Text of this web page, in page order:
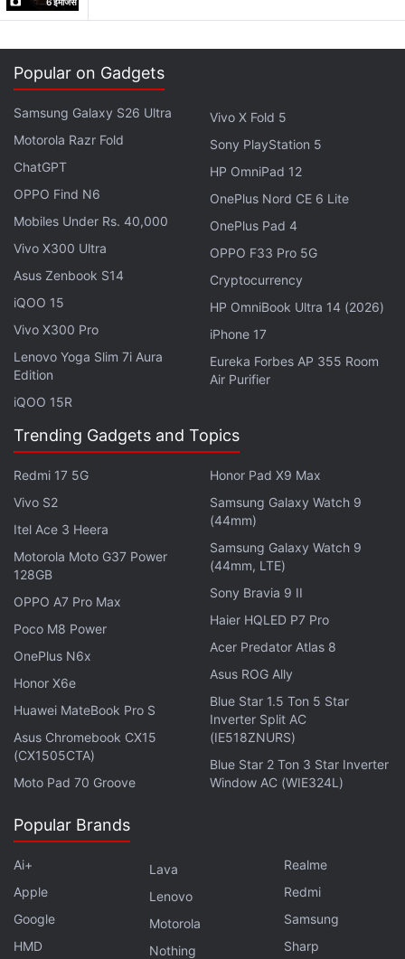
OnePlus Nord CE 5 की कीमत कितनी है?
OnePlus Nord CE 5 का 8GB RAM और 128GB स्टोरेज
वेरिएंट 24,998 रुपये में लिस्ट किया गया है।
OnePlus Nord CE 5 पर कितना डिस्काउंट मिल रहा है?
OnePlus Nord CE 5 की खरीद पर एक्सिस बैंक और
आईसीआईसीआई बैंक कार्ड से भुगतान पर फ्लैट 2000 रुपये
इंस्टेंट डिस्काउंट मिल सकता है, जिसके बाद प्रभावी कीमत
22,998 रुपये हो जाएगी।
OnePlus Nord CE 5 में 4nm प्रोसेस पर बेस्ड मीडियाटेक
डाइमेंसिटी 8350 एलेक्स प्रोसेसर दिया गया है।
OnePlus Nord CE 5 में कैसी बैटरी है?
OnePlus Nord CE 5 में 7,100mAh की बड़ी बैटरी दी गई है
जो 80W SuperVOOC फास्ट चार्जिंग सपोर्ट करती है।
लेटेस्ट टेक न्यूज़ और लोकप्रियमोबाइल पर मिलने वाले
एक्सक्लूसिव ऑफर के लिए गैजेट्स 360एंड्रॉयडऐप डाउनलोड करें और
हमें
गूगल समाचार पर फॉलो करें।
ये भी पढ़े: OnePlus Nord CE 5 OnePlus Nord CE 5 Price
OnePlus Nord CE 5
Discount on OnePlus Nord CE 5,OnePlus
Nord CE 5 Specifications
OnePlus Nord CE 5 Features,
Popular on Gadgets
Samsung Galaxy S26 Ultra
Motorola Razr Fold
ChatGPT
OPPO Find N6
Mobiles Under Rs. 40,000
Vivo X300 Ultra
Asus Zenbook S14
iQOO 15
Vivo X300 Pro
Lenovo Yoga Slim 7i Aura
Edition
iQOO 15R
Vivo X Fold 5
Sony PlayStation 5
HP OmniPad 12
OnePlus Nord CE 6 Lite
OnePlus Pad 4
OPPO F33 Pro 5G
Cryptocurrency
HP OmniBook Ultra 14 (2026)
iPhone 17
Eureka Forbes AP 355 Room
Air Purifier
Trending Gadgets and Topics
Redmi 17 5G
Vivo S2
Itel Ace 3 Heera
Motorola Moto G37 Power
128GB
OPPO A7 Pro Max
Poco M8 Power
OnePlus N6x
Honor X6e
Huawei MateBook Pro S
Asus Chromebook CX15
(CX1505CTA)
Moto Pad 70 Groove
Honor Pad X9 Max
Samsung Galaxy Watch 9
(44mm)
Samsung Galaxy Watch 9
(44mm, LTE)
Sony Bravia 9 II
Haier HQLED P7 Pro
Acer Predator Atlas 8
Asus ROG Ally
Blue Star 1.5 Ton 5 Star
Inverter Split AC
(IE518ZNURS)
Blue Star 2 Ton 3 Star Inverter
Window AC (WIE324L)
Popular Brands
Ai+
Apple
Google
HMD
Lava
Lenovo
Motorola
Nothing
Realme
Redmi
Samsung
Sharp